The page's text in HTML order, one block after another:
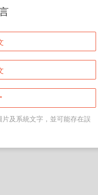
示
及系統文字，並可能存在誤